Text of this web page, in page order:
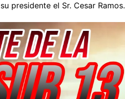
presidente el Sr. Cesar Ramos.